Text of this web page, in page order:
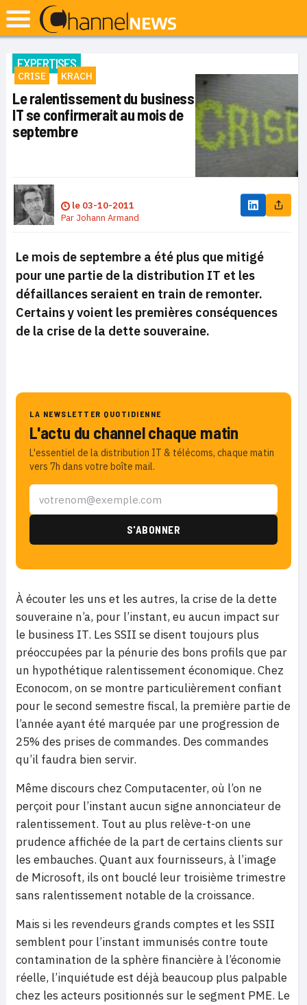
EXPERTISES
CRISE KRACH
Le ralentissement du business
IT se confirmerait au mois de
septembre
le 03-10-2011
Par Johann Armand
Le mois de septembre a été plus que mitigé
pour une partie de la distribution IT et les
défaillances seraient en train de remonter.
Certains y voient les premières conséquences
de la crise de la dette souveraine.
LA NEWSLETTER QUOTIDIENNE
L'actu du channel chaque matin
L'essentiel de la distribution IT & télécoms, chaque matin
vers 7h dans votre boîte mail.
À écouter les uns et les autres, la crise de la dette
souveraine n’a, pour l’instant, eu aucun impact sur
le business IT. Les SSII se disent toujours plus
préoccupées par la pénurie des bons profils que par
un hypothétique ralentissement économique. Chez
Econocom, on se montre particulièrement confiant
pour le second semestre fiscal, la première partie de
l’année ayant été marquée par une progression de
25% des prises de commandes. Des commandes
qu’il faudra bien servir.
Même discours chez Computacenter, où l’on ne
perçoit pour l’instant aucun signe annonciateur de
ralentissement. Tout au plus relève-t-on une
prudence affichée de la part de certains clients sur
les embauches. Quant aux fournisseurs, à l’image
de Microsoft, ils ont bouclé leur troisième trimestre
sans ralentissement notable de la croissance.
Mais si les revendeurs grands comptes et les SSII
semblent pour l’instant immunisés contre toute
contamination de la sphère financière à l’économie
réelle, l’inquiétude est déjà beaucoup plus palpable
chez les acteurs positionnés sur le segment PME. Le